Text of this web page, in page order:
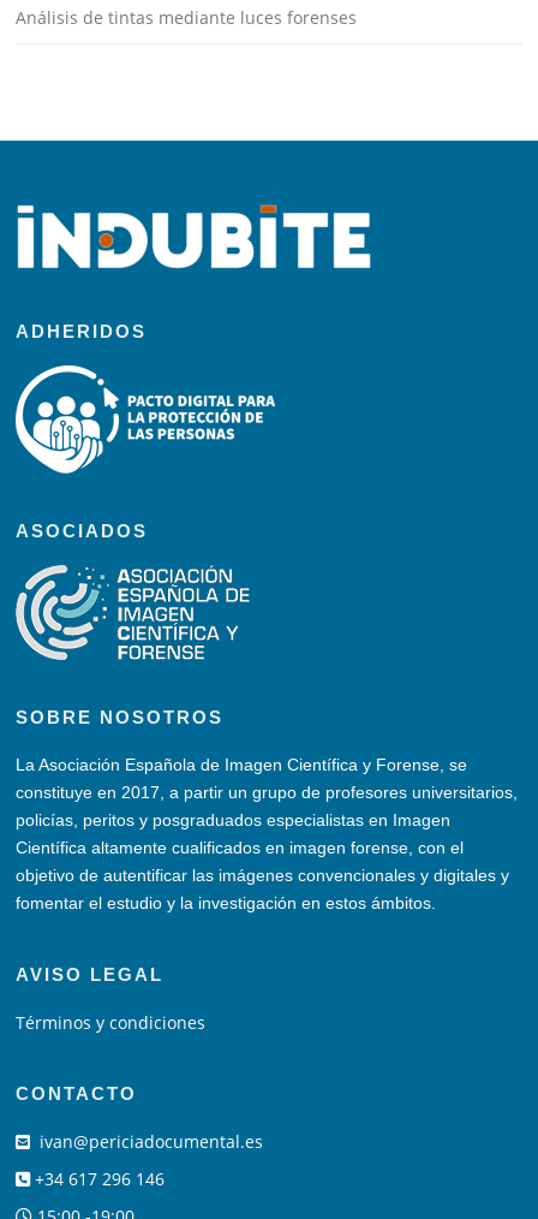
Análisis de tintas mediante luces forenses
ADHERIDOS
ASOCIADOS
SOBRE NOSOTROS
La Asociación Española de Imagen Científica y Forense, se
constituye en 2017, a partir un grupo de profesores universitarios,
policías, peritos y posgraduados especialistas en Imagen
Científica altamente cualificados en imagen forense, con el
objetivo de autentificar las imágenes convencionales y digitales y
fomentar el estudio y la investigación en estos ámbitos.
AVISO LEGAL
Términos y condiciones
CONTACTO
ivan@periciadocumental.es
+34 617 296 146